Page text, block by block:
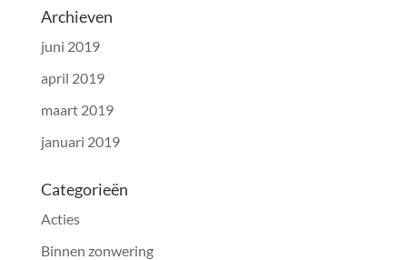
Archieven
juni 2019
april 2019
maart 2019
januari 2019
Categorieën
Acties
Binnen zonwering